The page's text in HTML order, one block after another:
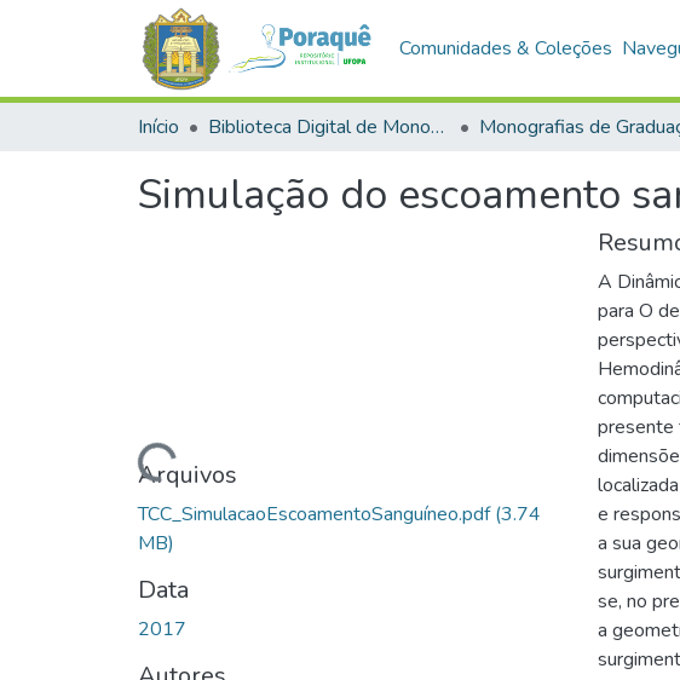
Comunidades & Coleções
Início Biblioteca Digital de Monografias (BDM) Monografias de
Simulação do escoamento
Carregando...
Arquivos
TCC_SimulacaoEscoamentoSanguíneo.pdf(3.74
MB)
Data
2017
A
para O
presente
e
a sua
se, no
a